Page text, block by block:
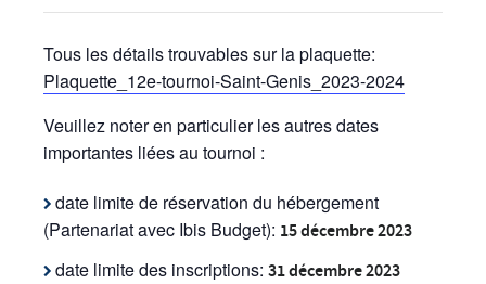
Tous les détails trouvables sur la plaquette:
Plaquette_12e-tournoi-Saint-Genis_2023-2024
Veuillez noter en particulier les autres dates
importantes liées au tournoi :
date limite de réservation du hébergement
(Partenariat avec Ibis Budget): 15 décembre 2023
date limite des inscriptions: 31 décembre 2023